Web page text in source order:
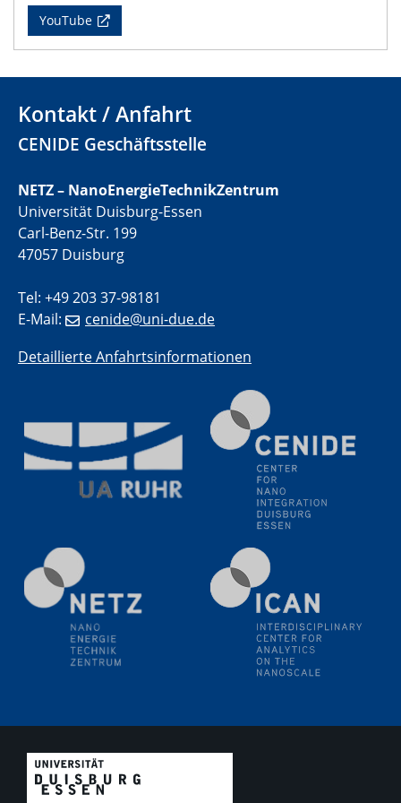
CENIDE Mitgliederversammlung
Physikalisches Kolloquium
29.05.2024
Physikalisches Kolloquium
04.06.2024
SFB 1242 Kolloquium
05.06.2024
GDCh Kolloquium
Antrittsvorlesung
SFB/TRR 270 Kolloquium
SFB 1242 Kolloquium
"Transient core-hole screening in photoexcited ZnO
investigated by time-resolved X-ray absorption
12.06.2024
GDCh Kolloquium
Festkolloquium Verleihung des Zellner-
Wissenschaftspreises Preisträgerin: Dr. Viktorija
Glembockyté Ludwig-Maximilians-Universität München
UDE4future Ringvorlesung
YouTube
Kontakt / Anfahrt
CENIDE Geschäftsstelle
NETZ – NanoEnergieTechnikZentrum
Universität Duisburg-Essen
Carl-Benz-Str. 199
47057 Duisburg
Tel: +49 203 37-98181
E-Mail:
cenide@uni-due.de
Detaillierte Anfahrtsinformationen